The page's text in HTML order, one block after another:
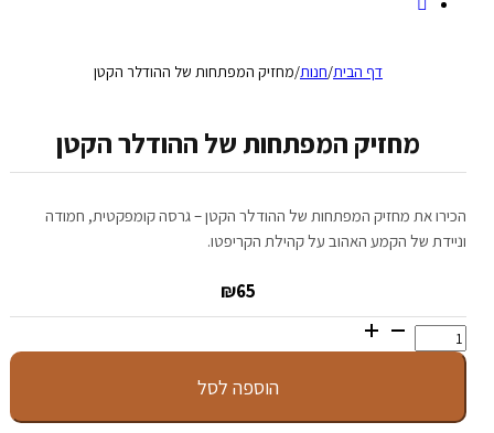
דף הבית/חנות/מחזיק המפתחות של ההודלר הקטן
מחזיק המפתחות של ההודלר הקטן
הכירו את מחזיק המפתחות של ההודלר הקטן – גרסה קומפקטית, חמודה
וניידת של הקמע האהוב על קהילת הקריפטו.
₪65
כמות
של
של
הוספה לסל